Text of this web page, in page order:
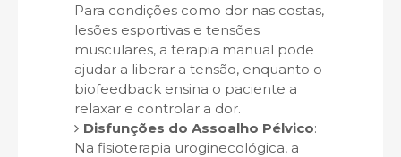
Para condições como dor nas costas,
lesões esportivas e tensões
musculares, a terapia manual pode
ajudar a liberar a tensão, enquanto o
biofeedback ensina o paciente a
relaxar e controlar a dor.
Disfunções do Assoalho Pélvico:
Na fisioterapia uroginecológica, a